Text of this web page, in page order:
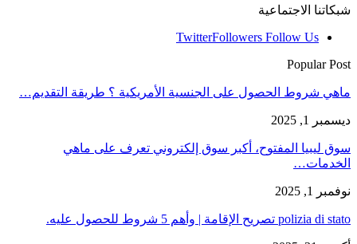
شبكاتنا الاجتماعية
TwitterFollowers Follow Us
Popular Post
ماهي شروط الحصول على الجنسية الأمريكية ؟ طريقة التقديم…
ديسمبر 1, 2025
سوق ليبيا المفتوح، أكبر سوق إلكتروني تعرف على ماهي
الخدمات…
نوفمبر 1, 2025
polizia di stato تصريح الإقامة | وأهم 5 شروط للحصول عليه.